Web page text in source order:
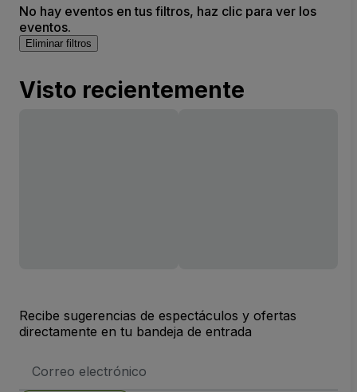
No hay eventos en tus filtros, haz clic para ver los
eventos.
Eliminar filtros
Visto recientemente
Recibe sugerencias de espectáculos y ofertas
directamente en tu bandeja de entrada
de